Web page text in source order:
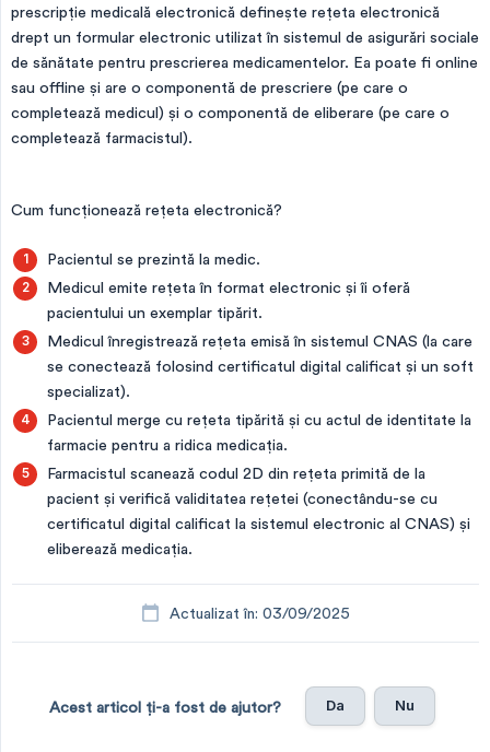
prescripţie medicală electronică definește rețeta electronică
drept un formular electronic utilizat în sistemul de asigurări sociale
de sănătate pentru prescrierea medicamentelor. Ea poate fi online
sau offline și are o componentă de prescriere (pe care o
completează medicul) și o componentă de eliberare (pe care o
completează farmacistul).
Cum funcționează rețeta electronică?
Pacientul se prezintă la medic.
Medicul emite rețeta în format electronic și îi oferă
pacientului un exemplar tipărit.
Medicul înregistrează rețeta emisă în sistemul CNAS (la care
se conectează folosind certificatul digital calificat și un soft
specializat).
Pacientul merge cu rețeta tipărită și cu actul de identitate la
farmacie pentru a ridica medicația.
Farmacistul scanează codul 2D din rețeta primită de la
pacient și verifică validitatea rețetei (conectându-se cu
certificatul digital calificat la sistemul electronic al CNAS) și
eliberează medicația.
Actualizat în: 03/09/2025
Acest articol ți-a fost de ajutor? Da Nu